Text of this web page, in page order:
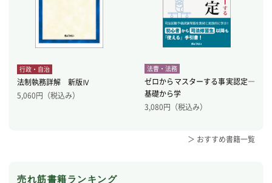
行政・自治
法制執務詳解 新版Ⅳ
5,060円（税込み）
法曹・法務
ゼロからマスターする事実認定―
基礎から学
3,080円（税込み）
＞ おすすめ書籍一覧
売れ筋書籍ランキング